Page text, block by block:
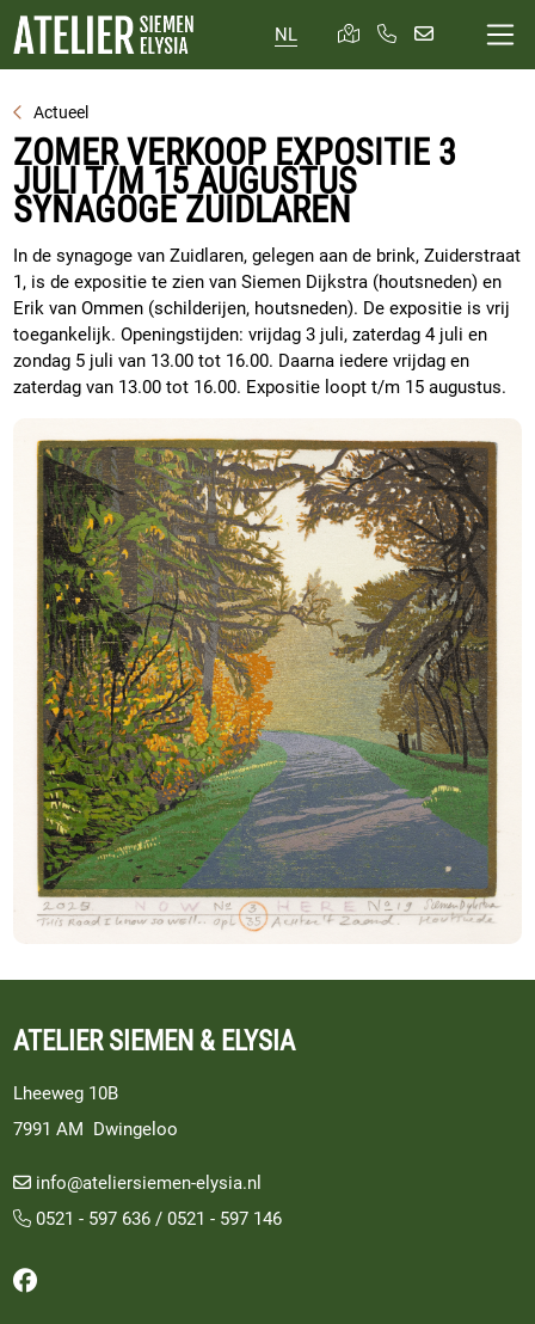
NL
Actueel
ZOMER VERKOOP EXPOSITIE 3
JULI T/M 15 AUGUSTUS
SYNAGOGE ZUIDLAREN
In de synagoge van Zuidlaren, gelegen aan de brink, Zuiderstraat
1, is de expositie te zien van Siemen Dijkstra (houtsneden) en
Erik van Ommen (schilderijen, houtsneden). De expositie is vrij
toegankelijk. Openingstijden: vrijdag 3 juli, zaterdag 4 juli en
zondag 5 juli van 13.00 tot 16.00. Daarna iedere vrijdag en
zaterdag van 13.00 tot 16.00. Expositie loopt t/m 15 augustus.
ATELIER SIEMEN & ELYSIA
Lheeweg 10B
7991 AM Dwingeloo
info@ateliersiemen-elysia.nl
0521 - 597 636 /0521 - 597 146
Volg ons op Facebook